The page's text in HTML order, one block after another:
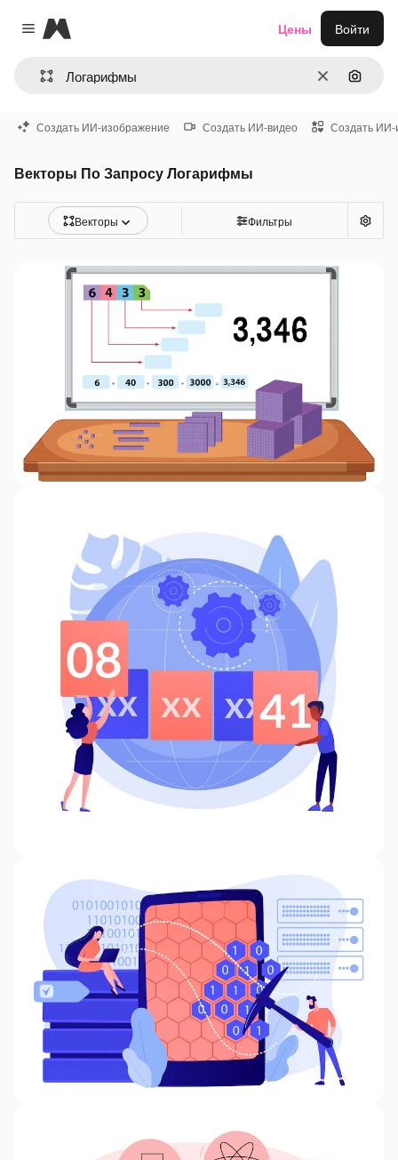
Close menu
Magnific
ОчиститьПоиск
Цены Войти
Создать ИИ-изображение Создать ИИ-видео Создать ИИ-
Векторы По Запросу Логарифмы
Векторы Фильтры